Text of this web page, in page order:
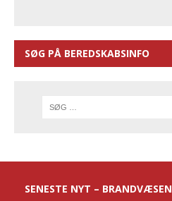
SØG PÅ BEREDSKABSINFO
SENESTE NYT – BRANDVÆSEN